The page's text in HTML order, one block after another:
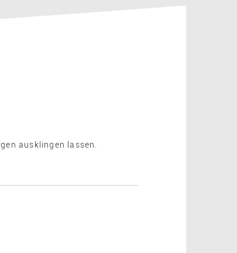
ausklingen lassen.